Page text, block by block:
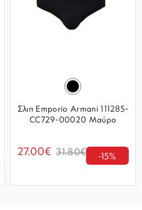
Σλιπ Emporio Armani 111285-
CC729-00020 Μαύρο
27.00€ 31.80€ -15%